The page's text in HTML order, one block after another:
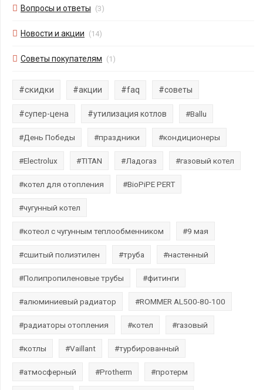
Вопросы и ответы (3)
Новости и акции (14)
Советы покупателям (1)
#скидки #акции #faq #советы
#супер-цена #утилизация котлов #Ballu
#День Победы #праздники #кондиционеры
#Electrolux #TITAN #Ладогаз #газовый котел
#котел для отопления #BioPiPE PERT
#чугунный котел
#котеол с чугунным теплообменником #9 мая
#сшитый полиэтилен #труба #настенный
#Полипропиленовые трубы #фитинги
#алюминиевый радиатор #ROMMER AL500-80-100
#радиаторы отопления #котел #газовый
#котлы #Vaillant #турбированный
#атмосферный #Protherm #протерм